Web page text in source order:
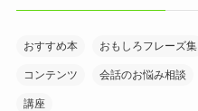
おすすめ本 おもしろフレーズ集
コンテンツ 会話のお悩み相談
講座